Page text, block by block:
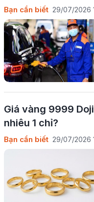
Bạn cần biết 29/07/2026
Giá vàng 9999
nhiêu 1 chỉ?
Bạn cần biết 29/07/2026